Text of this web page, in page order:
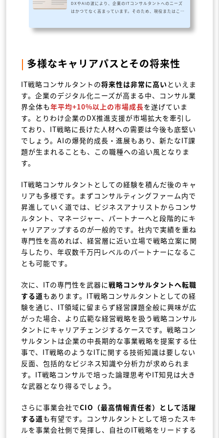
DXやAIの波により、企業のITコンサルタントへのニーズ
はかつてなく高まっています。そのため、現役またはこれ
は欠かせません。また、DX推進の流れに伴い、企業側で
が案件を探す際に気になる案件の種類、単価、勤務条件な
どについて、現状募集中のIT案件を対象に調査・分析を行
| 多様なキャリアパスとその将来性
IT戦略コンサルタントの将来性は非常に高い といえま
す。企業のデジタル化ニーズが高まる中、コンサル業
界全体も年平均+10%以上の市場成長を遂げていま
す。とりわけ企業のDX推進支援が市場拡大を牽引し
ており、IT戦略に長けた人材への需要は今後も底堅い
でしょう。AIの爆発的成長・進展もあり、新たなIT課
題が生まれることも、この職種への追い風となりま
す。
IT戦略コンサルタントとしての経験を積んだ後のキャ
リアも多様です。まずコンサルティングファーム内で
昇進していく道では、ビジネスアナリストからコンサ
ルタント、マネージャー、パートナーへと段階的にキ
ャリアアップするのが一般的です。社内で実績を重ね
専門性を高めれば、経営層に近い立場で戦略立案に関
与したり、年収数千万円レベルのパートナーになるこ
とも可能です。
次に、ITの専門性を武器に戦略コンサルタントへ転職
する道もあります。IT戦略コンサルタントとしての経
験を通じ、IT領域に留まらず経営課題全般に興味が広
がった場合、より広範な経営戦略を扱う戦略コンサル
タントにキャリアチェンジするケースです。戦略コン
サルタントは企業の中長期的な事業戦略を提案する仕
事で、IT戦略のようなITに関する技術知識は要しない
反面、包括的なビジネス知識や分析力が求められま
す。IT戦略コンサルで培った論理思考やIT知見は大き
な武器となり得るでしょう。
さらに事業会社でCIO（最高情報責任者）として活躍
する道も有望です。コンサルタントとして培ったスキ
ルを事業会社側で発揮し、自社のIT戦略をリードする